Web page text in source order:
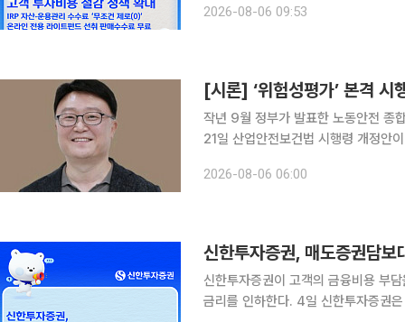
2026-08-06 09:53
[시론] ‘위험성평가’ 본격 시
작년 9월 정부가 발표한 노동안전 종
21일 산업안전보건법 시행령 개정안
상의 모든 사업장 대상으로 위험성평
2026-08-06 06:00
신한투자증권, 매도증권담
신한투자증권이 고객의 금융비용 부
금리를 인하한다. 4일 신한투자증권은 매도증권담보대출 이자율을 연 6.95%로 인하한다고 밝혔